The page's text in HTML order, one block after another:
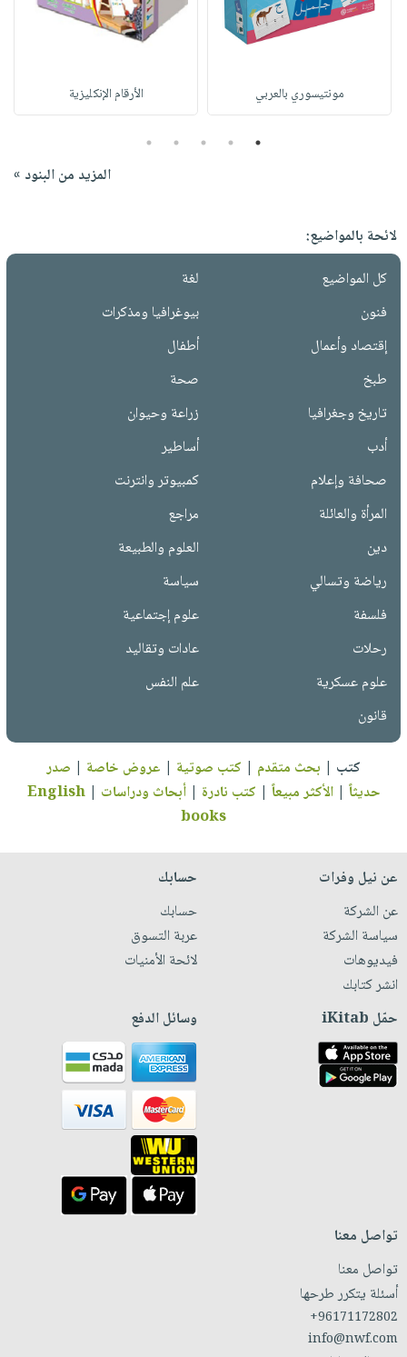
مونتيسوري بالعربي الأرقام الإنكليزية
1
2
3
4
5
المزيد من البنود »
لائحة بالمواضيع:
كل المواضيع
لغة
فنون
بيوغرافيا ومذكرات
إقتصاد وأعمال
أطفال
طبخ
صحة
تاريخ وجغرافيا
زراعة وحيوان
أدب
أساطير
صحافة وإعلام
كمبيوتر وانترنت
المرأة والعائلة
مراجع
دين
العلوم والطبيعة
رياضة وتسالي
سياسة
فلسفة
علوم إجتماعية
رحلات
عادات وتقاليد
علوم عسكرية
علم النفس
قانون
كتب | بحث متقدم | كتب صوتية | عروض خاصة | صدر
حديثاً |الأكثر مبيعاً | كتب نادرة |أبحاث ودراسات |
English
books
عن نيل وفرات
عن الشركة
سياسة الشركة
فيديوهات
انشر كتابك
حسابك
حسابك
عربة التسوق
لائحة الأمنيات
حمّل iKitab وسائل الدفع
تواصل معنا
تواصل معنا
أسئلة يتكرر طرحها
+96171172802
info@nwf.com